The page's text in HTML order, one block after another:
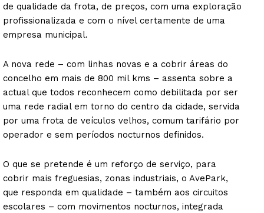
de qualidade da frota, de preços, com uma exploração
profissionalizada e com o nível certamente de uma
empresa municipal.
A nova rede – com linhas novas e a cobrir áreas do
concelho em mais de 800 mil kms – assenta sobre a
actual que todos reconhecem como debilitada por ser
uma rede radial em torno do centro da cidade, servida
por uma frota de veículos velhos, comum tarifário por
operador e sem períodos nocturnos definidos.
O que se pretende é um reforço de serviço, para
cobrir mais freguesias, zonas industriais, o AvePark,
que responda em qualidade – também aos circuitos
escolares – com movimentos nocturnos, integrada